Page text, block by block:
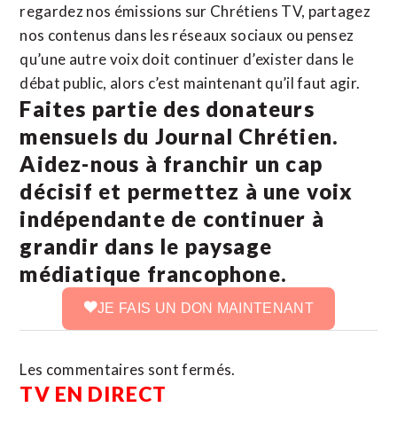
regardez nos émissions sur Chrétiens TV, partagez
nos contenus dans les réseaux sociaux ou pensez
qu’une autre voix doit continuer d’exister dans le
débat public, alors c’est maintenant qu’il faut agir.
Faites partie des donateurs
mensuels du Journal Chrétien.
Aidez-nous à franchir un cap
décisif et permettez à une voix
indépendante de continuer à
grandir dans le paysage
médiatique francophone.
JE FAIS UN DON MAINTENANT
Les commentaires sont fermés.
TV EN DIRECT